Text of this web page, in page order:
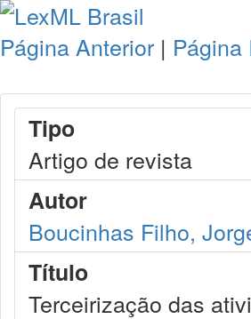
Página Anterior | Página
Tipo
Artigo de revista
Autor
Boucinhas Filho,
Título
Terceirização das